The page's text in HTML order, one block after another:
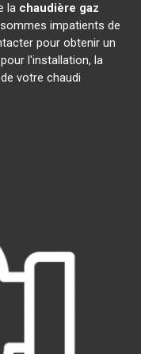
la chaudière gaz
impatients de
pour obtenir un
l'installation, la
votre chaudi